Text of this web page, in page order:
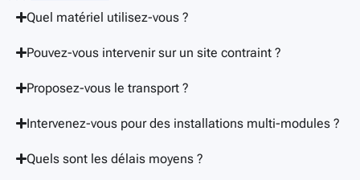
Quel matériel utilisez-vous ?
Pouvez-vous intervenir sur un site contraint ?
Proposez-vous le transport ?
Intervenez-vous pour des installations multi-modules ?
Quels sont les délais moyens ?